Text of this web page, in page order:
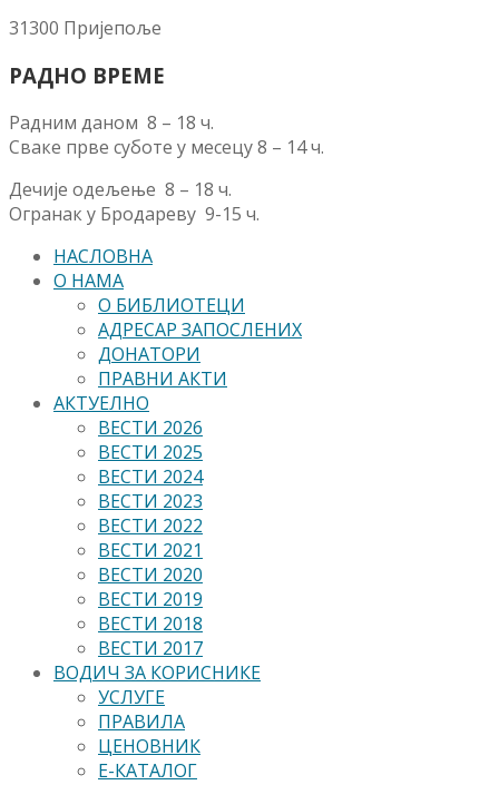
31300 Пријепоље
РАДНО ВРЕМЕ
Радним даном 8 – 18 ч.
Сваке прве суботе у месецу 8 – 14 ч.
Дечије одељење 8 – 18 ч.
Огранак у Бродареву 9-15 ч.
НАСЛОВНА
О НАМА
О БИБЛИОТЕЦИ
АДРЕСАР ЗАПОСЛЕНИХ
ДОНАТОРИ
ПРАВНИ АКТИ
АКТУЕЛНО
ВЕСТИ 2026
ВЕСТИ 2025
ВЕСТИ 2024
ВЕСТИ 2023
ВЕСТИ 2022
ВЕСТИ 2021
ВЕСТИ 2020
ВЕСТИ 2019
ВЕСТИ 2018
ВЕСТИ 2017
ВОДИЧ ЗА КОРИСНИКЕ
УСЛУГЕ
ПРАВИЛА
ЦЕНОВНИК
Е-КАТАЛОГ